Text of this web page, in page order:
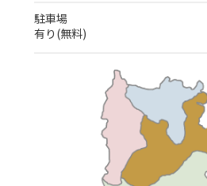
駐車場
有り(無料)